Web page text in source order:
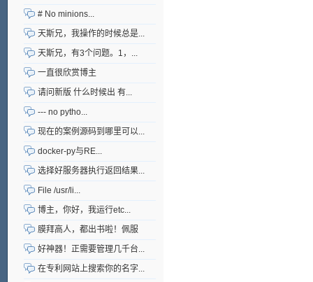
# No minions...
天斯兄，我操作的时候总是...
天斯兄，有3个问题。1，...
一直很欣赏博主
请问新版 什么时候出 有...
--- no pytho...
现在的案例源码到哪里可以...
docker-py与RE...
选择好服务器执行返回结果...
File /usr/li...
博主，你好，我运行etc...
膜拜高人，都出书啦！佩服
好神器！正需要管理几千台...
在专利网站上搜索你的名字...